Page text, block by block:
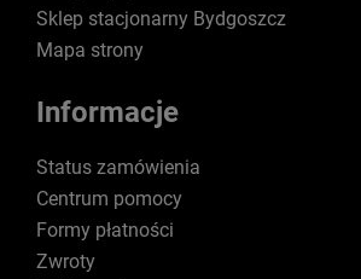
Sklep stacjonarny Bydgoszcz
Mapa strony
Informacje
Status zamówienia
Centrum pomocy
Formy płatności
Zwroty